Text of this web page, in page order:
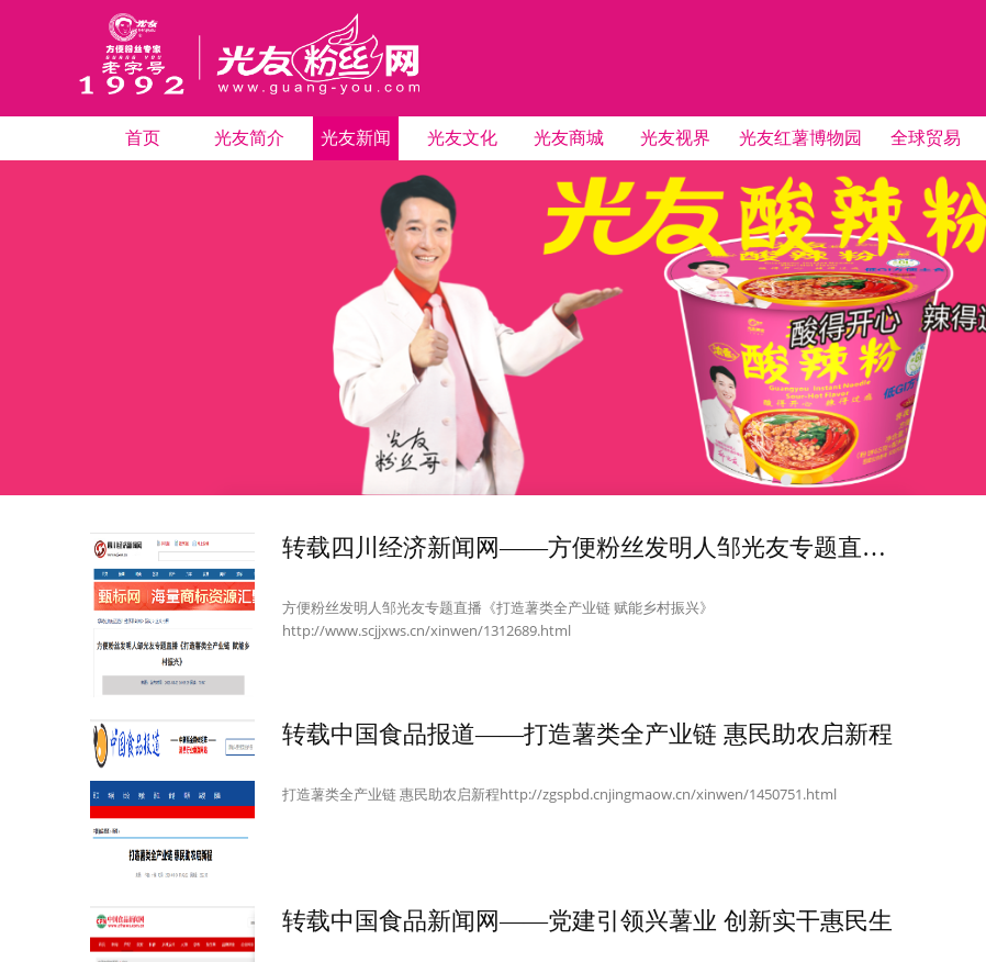
首页 光友简介 光友新闻 光友文化 光友商城 光友视界 光友红薯博物园 全球贸易
转载四川经济新闻网——方便粉丝发明人邹光友专题直播《打造薯类全产业链 赋能乡村振兴》
方便粉丝发明人邹光友专题直播《打造薯类全产业链 赋能乡村振兴》
http://www.scjjxws.cn/xinwen/1312689.html
转载中国食品报道——打造薯类全产业链 惠民助农启新程
打造薯类全产业链 惠民助农启新程http://zgspbd.cnjingmaow.cn/xinwen/1450751.html
转载中国食品新闻网——党建引领兴薯业 创新实干惠民生